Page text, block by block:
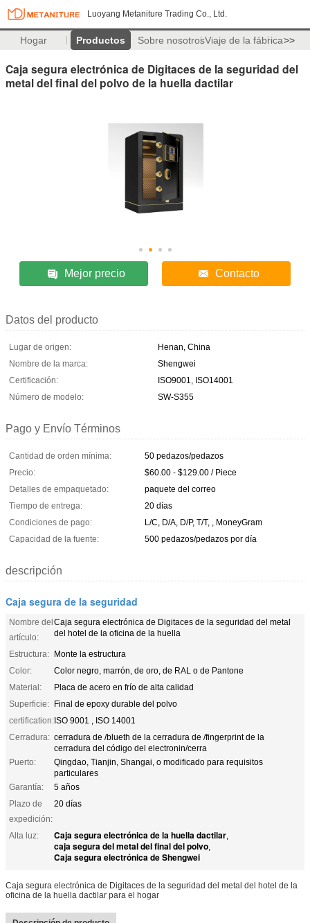
Luoyang Metaniture Trading Co., Ltd.
Hogar Productos Sobre nosotrosViaje de la fábrica>>
Caja segura electrónica de Digitaces de la seguridad del
metal del final del polvo de la huella dactilar
Mejor precio Contacto
Datos del producto
Lugar de origen:
Henan, China
Nombre de la marca:
Shengwei
Certificación:
ISO9001, ISO14001
Número de modelo:
SW-S355
Pago y Envío Términos
Cantidad de orden mínima:
50 pedazos/pedazos
Precio:
$60.00 - $129.00 / Piece
Detalles de empaquetado:
paquete del correo
Tiempo de entrega:
20 días
Condiciones de pago:
L/C, D/A, D/P, T/T, , MoneyGram
Capacidad de la fuente:
500 pedazos/pedazos por día
descripción
Caja segura de la seguridad
Nombre del
artículo:
Caja segura electrónica de Digitaces de la seguridad del metal
del hotel de la oficina de la huella
Estructura: Monte la estructura
Color:
Color negro, marrón, de oro, de RAL o de Pantone
Material:
Placa de acero en frío de alta calidad
Superficie: Final de epoxy durable del polvo
certification:ISO 9001 , ISO 14001
Cerradura: cerradura de /blueth de la cerradura de /fingerprint de la
cerradura del código del electronin/cerra
Puerto:
Qingdao, Tianjin, Shangai, o modificado para requisitos
particulares
Garantía:
5 años
Plazo de
expedición:
20 días
Alta luz: Caja segura electrónica de la huella dactilar,
caja segura del metal del final del polvo,
Caja segura electrónica de Shengwei
Caja segura electrónica de Digitaces de la seguridad del metal del hotel de la
oficina de la huella dactilar para el hogar